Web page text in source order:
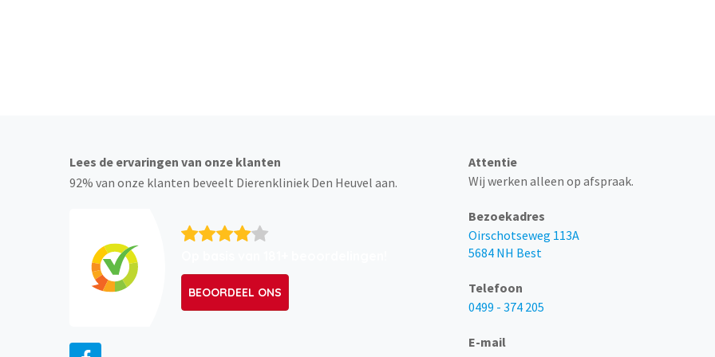
Attentie
Wij werken alleen op afspraak.
Bezoekadres
Oirschotseweg 113A
5684 NH Best
Telefoon
0499 - 374 205
E-mail
Lees de ervaringen van onze klanten
92% van onze klanten beveelt Dierenkliniek Den Heuvel aan.
BEOORDEEL ONS